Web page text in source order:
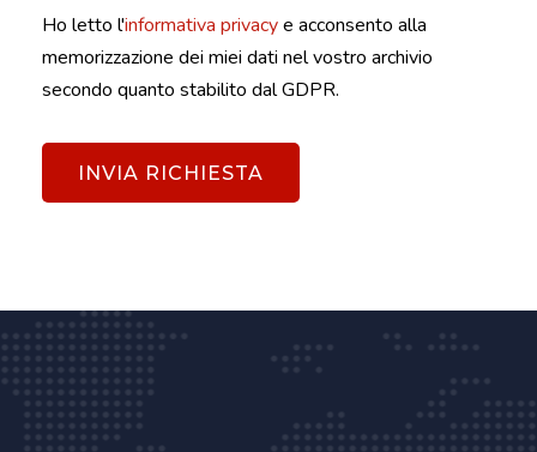
Ho letto l'informativa privacye acconsento alla
memorizzazione dei miei dati nel vostro archivio
secondo quanto stabilito dal GDPR.